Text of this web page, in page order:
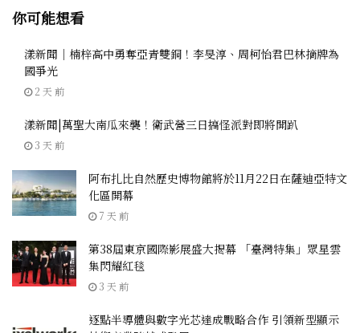
你可能想看
漾新聞｜楠梓高中勇奪亞青雙銅！李旻淳、周柯怡君巴林摘牌為
國爭光
2 天 前
漾新聞|萬聖大南瓜來襲！衛武營三日搞怪派對即將開趴
3 天 前
阿布扎比自然歷史博物館將於11月22日在薩迪亞特文
化區開幕
7 天 前
第38屆東京國際影展盛大揭幕 「臺灣特集」眾星雲
集閃耀紅毯
3 天 前
逐點半導體與數字光芯達成戰略合作 引領新型顯示